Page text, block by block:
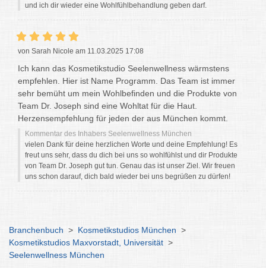
und ich dir wieder eine Wohlfühlbehandlung geben darf.
von Sarah Nicole am 11.03.2025 17:08
Ich kann das Kosmetikstudio Seelenwellness wärmstens
empfehlen. Hier ist Name Programm. Das Team ist immer
sehr bemüht um mein Wohlbefinden und die Produkte von
Team Dr. Joseph sind eine Wohltat für die Haut.
Herzensempfehlung für jeden der aus München kommt.
Kommentar des Inhabers Seelenwellness München
vielen Dank für deine herzlichen Worte und deine Empfehlung! Es
freut uns sehr, dass du dich bei uns so wohlfühlst und dir Produkte
von Team Dr. Joseph gut tun. Genau das ist unser Ziel. Wir freuen
uns schon darauf, dich bald wieder bei uns begrüßen zu dürfen!
Branchenbuch > Kosmetikstudios München >
Kosmetikstudios Maxvorstadt, Universität >
Seelenwellness München